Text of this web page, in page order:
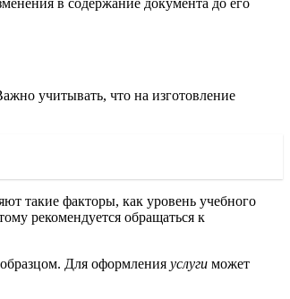
в содержание документа до его
учитывать, что на изготовление
такие факторы, как уровень учебного
рекомендуется обращаться к
Для оформления услуги может